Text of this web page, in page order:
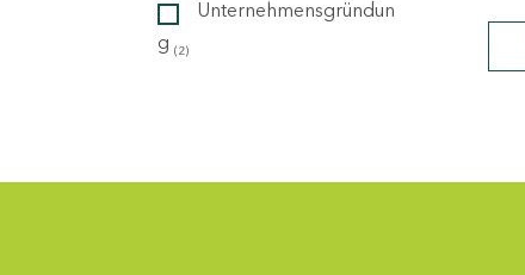
Unternehmensgründun
g (2)